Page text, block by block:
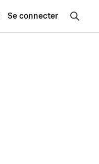
Se connecter